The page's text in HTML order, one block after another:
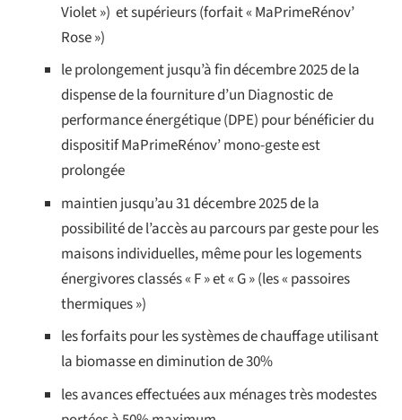
Violet ») et supérieurs (forfait « MaPrimeRénov’
Rose »)
le prolongement jusqu’à fin décembre 2025 de la
dispense de la fourniture d’un Diagnostic de
performance énergétique (DPE) pour bénéficier du
dispositif MaPrimeRénov’ mono-geste est
prolongée
maintien jusqu’au 31 décembre 2025 de la
possibilité de l’accès au parcours par geste pour les
maisons individuelles, même pour les logements
énergivores classés « F » et « G » (les « passoires
thermiques »)
les forfaits pour les systèmes de chauffage utilisant
la biomasse en diminution de 30%
les avances effectuées aux ménages très modestes